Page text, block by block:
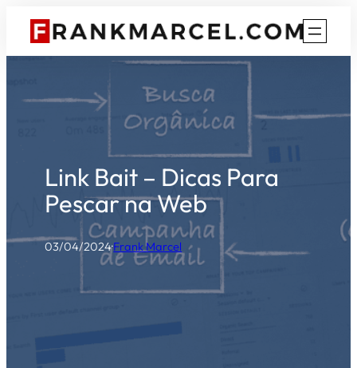
Pular
para
conteúdo
Link Bait – Dicas Para
Pescar na Web
03/04/2024·Frank Marcel